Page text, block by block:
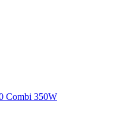
Combi 350W